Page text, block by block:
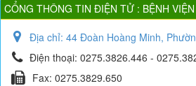
CỔNG THÔNG TIN ĐIỆN TỬ : BỆNH
Địa chỉ: 44 Đoàn Hoàng Minh,
Điện thoại: 0275.3826.446 -
Fax: 0275.3829.650